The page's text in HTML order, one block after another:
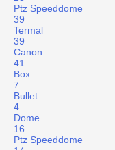
Ptz Speeddome
39
Termal
39
Canon
41
Box
7
Bullet
4
Dome
16
Ptz Speeddome